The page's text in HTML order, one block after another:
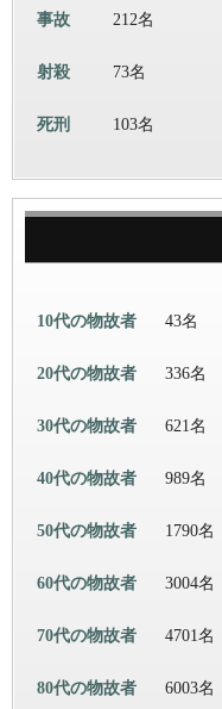
事故 212名
射殺 73名
死刑 103名
10代の物故者 43名
20代の物故者 336名
30代の物故者 621名
40代の物故者 989名
50代の物故者 1790名
60代の物故者 3004名
70代の物故者 4701名
80代の物故者 6003名